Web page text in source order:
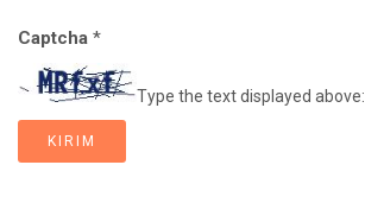
Captcha *
Type the text displayed above: